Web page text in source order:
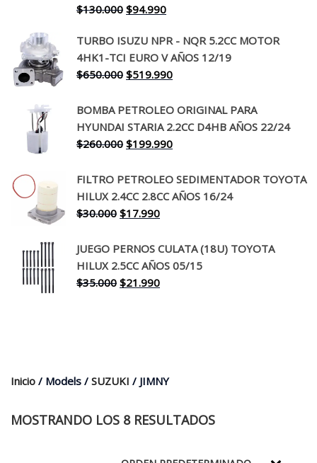
$130.000 El
original
era:
$130.000.
$94.990El
actual
es:
$94.990.
TURBO ISUZU NPR - NQR 5.2CC MOTOR
4HK1-TCI EURO V AÑOS 12/19
$650.000 El
original
era:
$650.000.
$519.990El
actual
es:
$519.990.
BOMBA PETROLEO ORIGINAL PARA
HYUNDAI STARIA 2.2CC D4HB AÑOS 22/24
$260.000 El
original
era:
$260.000.
$199.990El
actual
es:
FILTRO PETROLEO SEDIMENTADOR TOYOTA
HILUX 2.4CC 2.8CC AÑOS 16/24
$30.000 El
original
era:
$30.000.
$17.990El
actual
es:
$17.990.
JUEGO PERNOS CULATA (18U) TOYOTA
HILUX 2.5CC AÑOS 05/15
$35.000 El
$21.990El
Inicio / Models / SUZUKI / JIMNY
MOSTRANDO LOS 8 RESULTADOS